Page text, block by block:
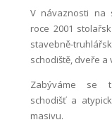
V návaznosti na
roce 2001
stavebně-
schodiště, dveře a
Zabýváme se
schodišť a
masivu.